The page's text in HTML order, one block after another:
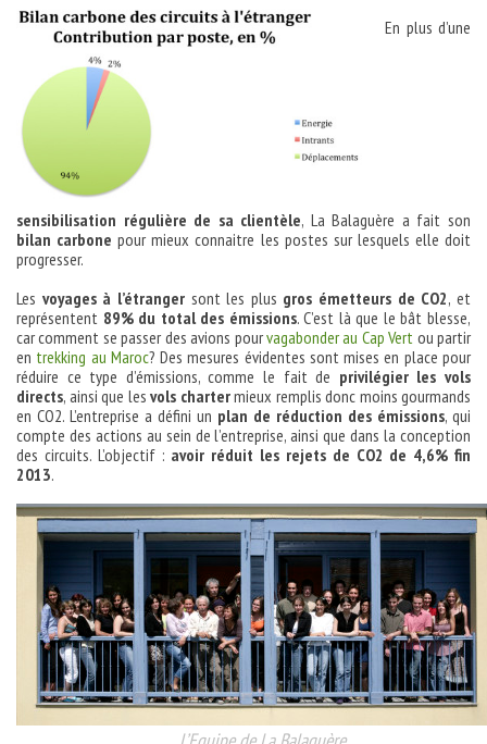
En plus d’une
sensibilisation régulière de sa clientèle, La Balaguère a fait son
bilan carbone pour mieux connaitre les postes sur lesquels elle doit
progresser.
Les voyages à l’étrangersont les plus gros émetteurs de CO2, et
représentent 89% du total des émissions. C’est là que le bât blesse,
car comment se passer des avions pourvagabonder au Cap Vert ou partir
en trekking au Maroc? Des mesures évidentes sont mises en place pour
réduire ce type d’émissions, comme le fait de privilégier les vols
directs, ainsi que les vols chartermieux remplis donc moins gourmands
en CO2. L’entreprise a défini un plan de réduction des émissions, qui
compte des actions au sein de l’entreprise, ainsi que dans la conception
des circuits. L’objectif : avoir réduit les rejets de CO2 de 4,6% fin
2013.